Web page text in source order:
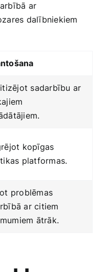
ar
dalībniekiem
sadarbību ar
kopīgas
‌platformas.
problēmas
ar citiem
ātrāk.